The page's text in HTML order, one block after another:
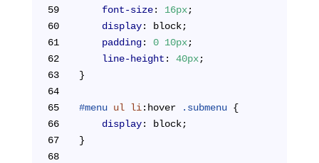
59
font-size: 16px;
60
display: block;
61
padding: 0 10px;
62
line-height : 40px;
63
}
64
65
#menu ul li:hover .submenu {
66
display: block;
67
}
68